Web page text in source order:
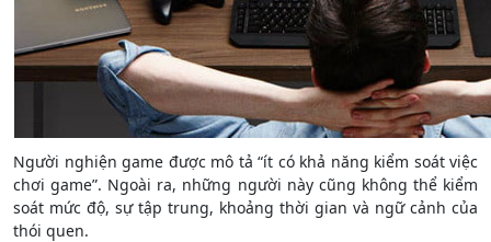
Người nghiện game được mô tả “ít có khả năng kiểm soát việc
chơi game”. Ngoài ra, những người này cũng không thể kiểm
soát mức độ, sự tập trung, khoảng thời gian và ngữ cảnh của
thói quen.